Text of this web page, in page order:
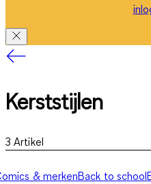
Kerststijlen
3 Artikel
& merkenBack to school